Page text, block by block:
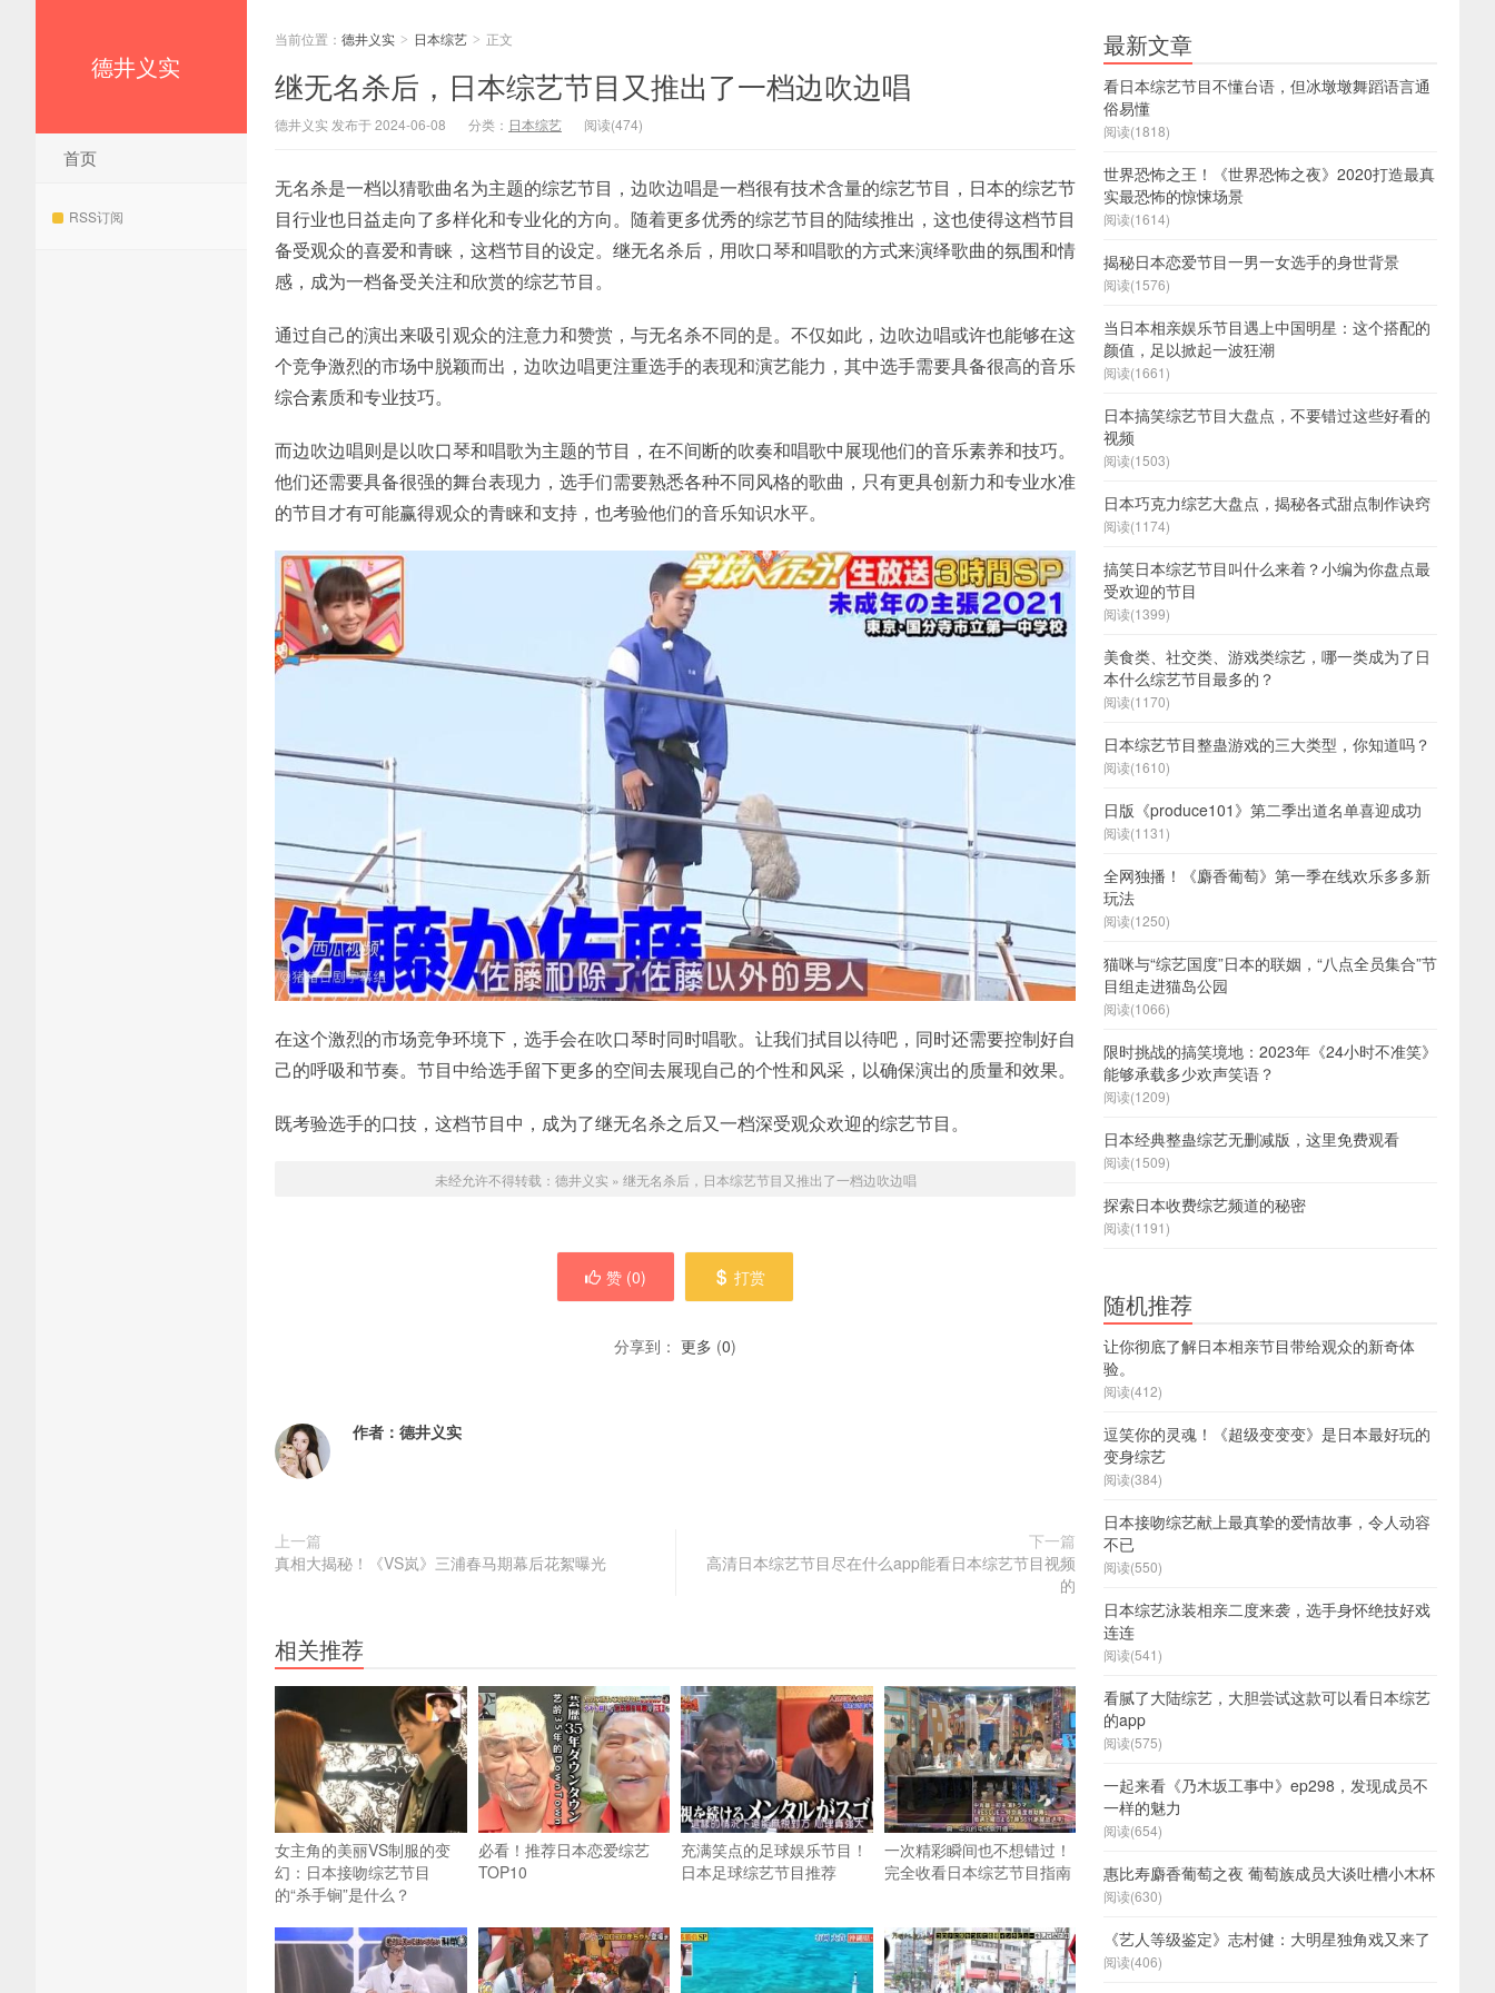
德井义实
首页
RSS订阅
当前位置： 德井义实 > 日本综艺 > 正文
继无名杀后，日本综艺节目又推出了一档边吹边唱
德井义实 发布于 2024-06-08 分类： 日本综艺 阅读(474)
无名杀是一档以猜歌曲名为主题的综艺节目，边吹边唱是一档很有技术含量的综艺节目，日本的综艺节
目行业也日益走向了多样化和专业化的方向。随着更多优秀的综艺节目的陆续推出，这也使得这档节目
备受观众的喜爱和青睐，这档节目的设定。继无名杀后，用吹口琴和唱歌的方式来演绎歌曲的氛围和情
感，成为一档备受关注和欣赏的综艺节目。
通过自己的演出来吸引观众的注意力和赞赏，与无名杀不同的是。不仅如此，边吹边唱或许也能够在这
个竞争激烈的市场中脱颖而出，边吹边唱更注重选手的表现和演艺能力，其中选手需要具备很高的音乐
综合素质和专业技巧。
而边吹边唱则是以吹口琴和唱歌为主题的节目，在不间断的吹奏和唱歌中展现他们的音乐素养和技巧。
他们还需要具备很强的舞台表现力，选手们需要熟悉各种不同风格的歌曲，只有更具创新力和专业水准
的节目才有可能赢得观众的青睐和支持，也考验他们的音乐知识水平。
在这个激烈的市场竞争环境下，选手会在吹口琴时同时唱歌。让我们拭目以待吧，同时还需要控制好自
己的呼吸和节奏。节目中给选手留下更多的空间去展现自己的个性和风采，以确保演出的质量和效果。
既考验选手的口技，这档节目中，成为了继无名杀之后又一档深受观众欢迎的综艺节目。
未经允许不得转载： 德井义实 » 继无名杀后，日本综艺节目又推出了一档边吹边唱
赞 (0) 打赏
分享到： 更多 (0)
作者： 德井义实
上一篇
真相大揭秘！《VS岚》三浦春马期幕后花絮曝光
下一篇
高清日本综艺节目尽在什么app能看日本综艺节目视频
的
相关推荐
女主角的美丽VS制服的变
幻：日本接吻综艺节目
的“杀手锏”是什么？
必看！推荐日本恋爱综艺
TOP10
充满笑点的足球娱乐节目！
日本足球综艺节目推荐
一次精彩瞬间也不想错过！
完全收看日本综艺节目指南
最新文章
看日本综艺节目不懂台语，但冰墩墩舞蹈语言通
俗易懂
阅读(1818)
世界恐怖之王！《世界恐怖之夜》2020打造最真
实最恐怖的惊悚场景
阅读(1614)
揭秘日本恋爱节目一男一女选手的身世背景
阅读(1576)
当日本相亲娱乐节目遇上中国明星：这个搭配的
颜值，足以掀起一波狂潮
阅读(1661)
日本搞笑综艺节目大盘点，不要错过这些好看的
视频
阅读(1503)
日本巧克力综艺大盘点，揭秘各式甜点制作诀窍
阅读(1174)
搞笑日本综艺节目叫什么来着？小编为你盘点最
受欢迎的节目
阅读(1399)
美食类、社交类、游戏类综艺，哪一类成为了日
本什么综艺节目最多的？
阅读(1170)
日本综艺节目整蛊游戏的三大类型，你知道吗？
阅读(1610)
日版《produce101》第二季出道名单喜迎成功
阅读(1131)
全网独播！《麝香葡萄》第一季在线欢乐多多新
玩法
阅读(1250)
猫咪与“综艺国度”日本的联姻，“八点全员集合”节
目组走进猫岛公园
阅读(1066)
限时挑战的搞笑境地：2023年《24小时不准笑》
能够承载多少欢声笑语？
阅读(1209)
日本经典整蛊综艺无删减版，这里免费观看
阅读(1509)
探索日本收费综艺频道的秘密
阅读(1191)
随机推荐
让你彻底了解日本相亲节目带给观众的新奇体
验。
阅读(412)
逗笑你的灵魂！《超级变变变》是日本最好玩的
变身综艺
阅读(384)
日本接吻综艺献上最真挚的爱情故事，令人动容
不已
阅读(550)
日本综艺泳装相亲二度来袭，选手身怀绝技好戏
连连
阅读(541)
看腻了大陆综艺，大胆尝试这款可以看日本综艺
的app
阅读(575)
一起来看《乃木坂工事中》ep298，发现成员不
一样的魅力
阅读(654)
惠比寿麝香葡萄之夜 葡萄族成员大谈吐槽小木杯
阅读(630)
《艺人等级鉴定》志村健：大明星独角戏又来了
阅读(406)